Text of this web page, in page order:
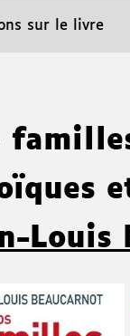
sur le livre
Louis